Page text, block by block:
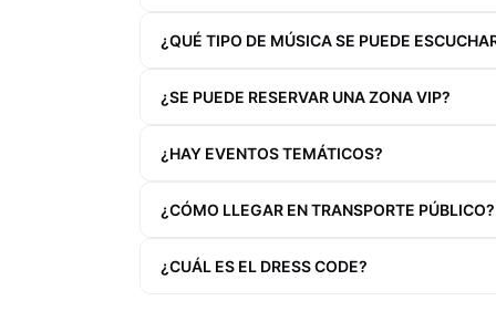
¿QUÉ TIPO DE MÚSICA SE PUEDE
¿SE PUEDE RESERVAR UNA ZONA VIP?
¿HAY EVENTOS TEMÁTICOS?
¿CÓMO LLEGAR EN TRANSPORTE PÚBLICO?
¿CUÁL ES EL DRESS CODE?